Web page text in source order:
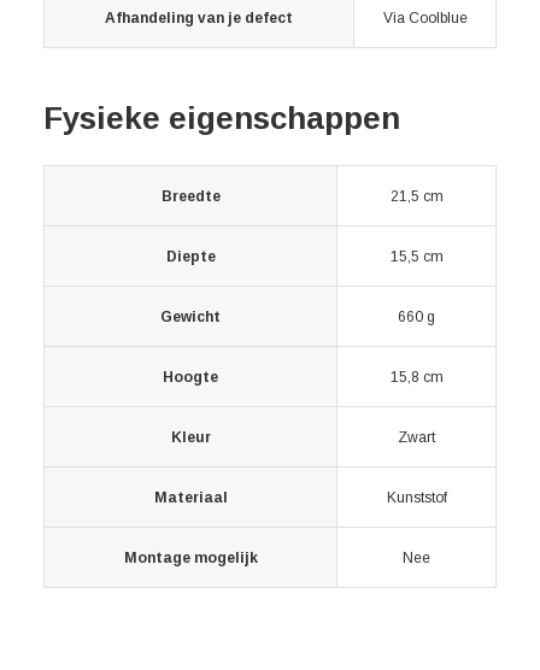
Afhandeling van je defect Via Coolblue
Fysieke eigenschappen
Breedte 21,5 cm
Diepte 15,5 cm
Gewicht 660 g
Hoogte 15,8 cm
Kleur Zwart
Materiaal Kunststof
Montage mogelijk Nee